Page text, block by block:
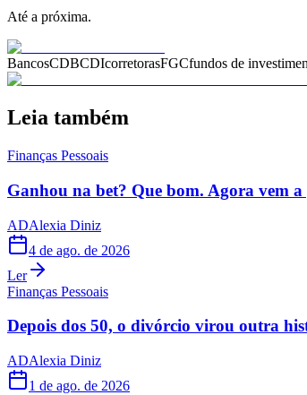
Até a próxima.
BancosCDBCDIcorretorasFGCfundos de
Leia também
Finanças Pessoais
Ganhou na bet? Que bom. Agora vem
ADAlexia Diniz
4 de ago. de 2026
Ler
Finanças Pessoais
Depois dos 50, o divórcio virou outra
ADAlexia Diniz
1 de ago. de 2026